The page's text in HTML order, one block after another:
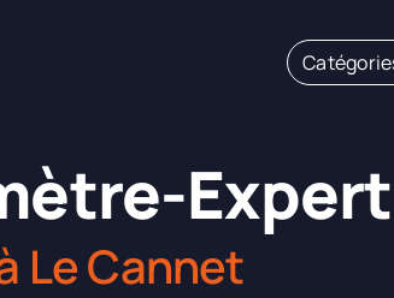
Expert
Le Cannet